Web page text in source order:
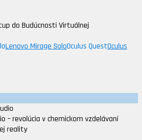
do Budúcnosti Virtuálnej
Lenovo Mirage SoloOculus QuestOculus
– revolúcia v chemickom vzdelávaní
reality